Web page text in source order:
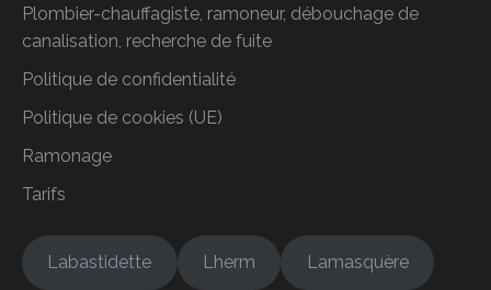
Plombier-chauffagiste, ramoneur, débouchage de
canalisation, recherche de fuite
Politique de confidentialité
Politique de cookies (UE)
Ramonage
Tarifs
Labastidette Lherm Lamasquère